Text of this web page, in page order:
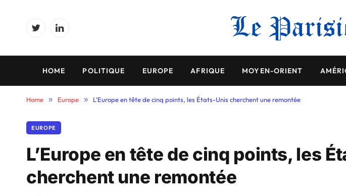
TwitterLinkedIn
HOME POLITIQUE EUROPE AFRIQUE MOYEN-ORIENT
Home » Europe » L’Europe en tête de cinq points, les États-Unis cherchent une remontée
EUROPE
L’Europe en tête de cinq points, les
cherchent une remontée